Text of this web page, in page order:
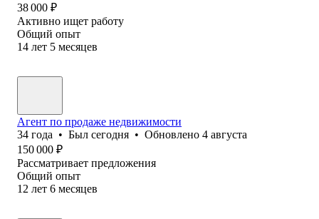
38 000 ₽
Активно ищет работу
Общий опыт
14 лет 5 месяцев
Агент по продаже недвижимости
34 года • Был сегодня • Обновлено 4 августа
150 000 ₽
Рассматривает предложения
Общий опыт
12 лет 6 месяцев